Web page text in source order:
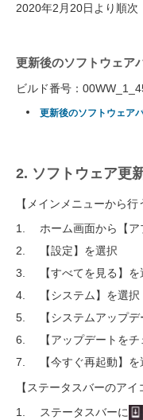
2020年2月20日より順次
更新後のソフトウェア
ビルド番号：
更新後のソフトウェア
2. ソフトウェア更
【メインメニューから行
ホーム画面から【
【設定】を選択
【すべてを見る】を
【システム】を選択
【システムアップ
【アップデートを
【今すぐ再起動】を
【ステータスバーのアイ
ステータスバーに